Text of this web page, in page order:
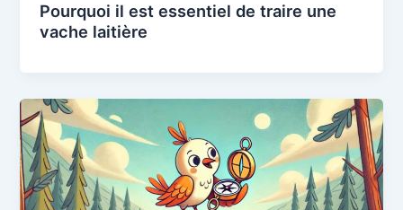
Pourquoi il est essentiel de traire une
vache laitière